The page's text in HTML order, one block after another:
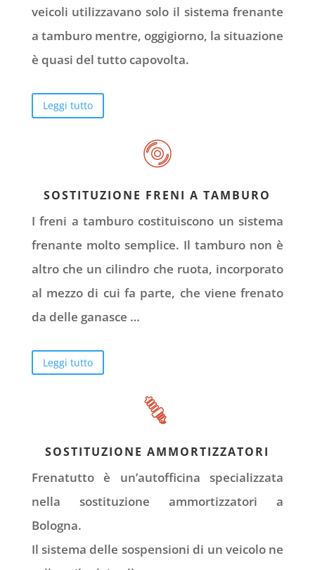
veicoli utilizzavano solo il sistema frenante
a tamburo mentre, oggigiorno, la situazione
è quasi del tutto capovolta.
Leggi tutto
SOSTITUZIONE FRENI A TAMBURO
I freni a tamburo costituiscono un sistema
frenante molto semplice. Il tamburo non è
altro che un cilindro che ruota, incorporato
al mezzo di cui fa parte, che viene frenato
da delle ganasce …
Leggi tutto
SOSTITUZIONE AMMORTIZZATORI
Frenatutto è un’autofficina specializzata
nella sostituzione ammortizzatori a
Bologna.
Il sistema delle sospensioni di un veicolo ne